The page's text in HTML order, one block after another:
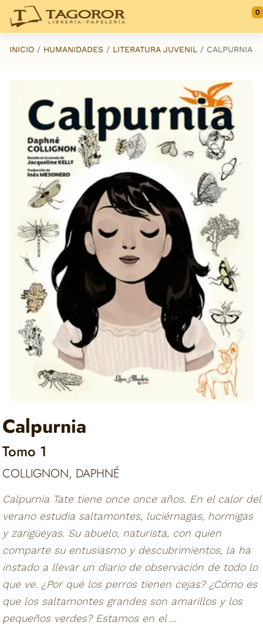
Saltar al contenido principal
0
INICIO HUMANIDADES LITERATURA JUVENIL CALPURNIA
Calpurnia
Tomo 1
COLLIGNON, DAPHNÉ
Calpurnia Tate tiene once once años. En el calor del
verano estudia saltamontes, luciérnagas, hormigas
y zarigüeyas. Su abuelo, naturista, con quien
comparte su entusiasmo y descubrimientos, la ha
instado a llevar un diario de observación de todo lo
que ve. ¿Por qué los perros tienen cejas? ¿Cómo es
que los saltamontes grandes son amarillos y los
pequeños verdes? Estamos en el ...